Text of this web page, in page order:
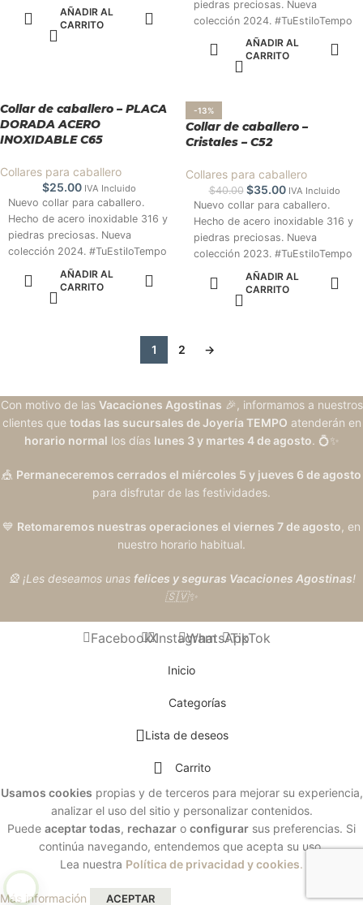
acentos brillantes que aportan
un estilo masculino y elegante.
Colección 2025. #TuEstiloTempo
AÑADIR AL
CARRITO
piedras preciosas. Nueva
colección 2024. #TuEstiloTempo
AÑADIR AL
CARRITO
Collar de caballero – PLACA
DORADA ACERO
INOXIDABLE C65
Collares para caballero
$25.00 IVA Incluido
Nuevo collar para caballero.
Hecho de acero inoxidable 316 y
piedras preciosas. Nueva
colección 2024. #TuEstiloTempo
AÑADIR AL
CARRITO
-13%
Collar de caballero –
Cristales – C52
Collares para caballero
$40.00 $35.00 IVA Incluido
Nuevo collar para caballero.
Hecho de acero inoxidable 316 y
piedras preciosas. Nueva
colección 2023. #TuEstiloTempo
AÑADIR AL
CARRITO
1 2 →
Con motivo de las Vacaciones Agostinas 🎉, informamos a nuestros
clientes que todas las sucursales de Joyería TEMPO atenderán en
horario normal los días lunes 3 y martes 4 de agosto. 💍✨
🎪 Permaneceremos cerrados el miércoles 5 y jueves 6 de agosto
para disfrutar de las festividades.
💙 Retomaremos nuestras operaciones el viernes 7 de agosto, en
nuestro horario habitual.
🎡 ¡Les deseamos unas felices y seguras Vacaciones Agostinas!
🇸🇻✨
FacebookXInstagramWhatsAppTikTok
Inicio
Categorías
Lista de deseos
Carrito
Usamos cookies propias y de terceros para mejorar su experiencia,
analizar el uso del sitio y personalizar contenidos.
Puede aceptar todas, rechazar o configurar sus preferencias. Si
continúa navegando, entendemos que acepta su uso.
Lea nuestra Política de privacidad y cookies.
Más información ACEPTAR